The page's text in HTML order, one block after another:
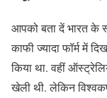
आपको बता दें भारत के
काफी ज्यादा फॉर्म में
किया था. वहीं
खेली थी. लेकिन